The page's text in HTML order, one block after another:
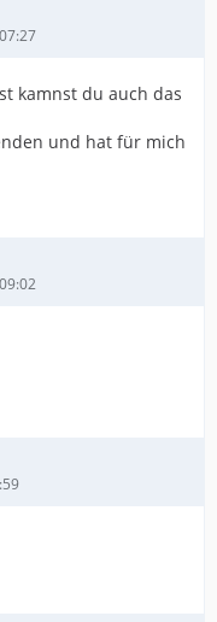
kamnst du auch das
und hat für mich